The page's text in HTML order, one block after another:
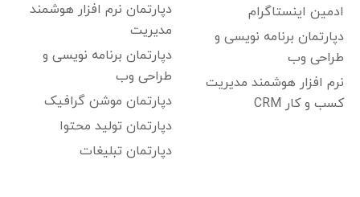
ادمین اینستاگرام
دپارتمان برنامه نویسی و
طراحی وب
نرم افزار هوشمند مدیریت
کسب و کار CRM
دپارتمان نرم افزار هوشمند
مدیریت
دپارتمان برنامه نویسی و
طراحی وب
دپارتمان موشن گرافیک
دپارتمان تولید محتوا
دپارتمان تبلیغات